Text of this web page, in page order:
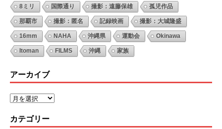
8ミリ 国際通り 撮影：遠藤保雄 孤児作品
那覇市 撮影：匿名 記録映画 撮影：大城隆盛
16mm NAHA 沖縄県 運動会 Okinawa
Itoman FILMS 沖縄 家族
アーカイブ
カテゴリー